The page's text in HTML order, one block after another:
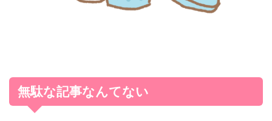
無駄な記事なんてない